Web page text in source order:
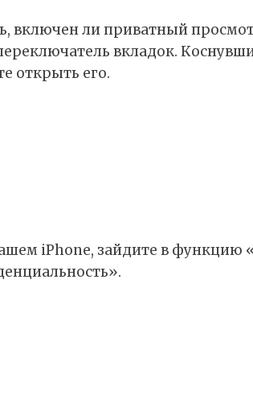
включен ли приватный
вкладок.
открыть его.
iPhone, зайдите в функцию